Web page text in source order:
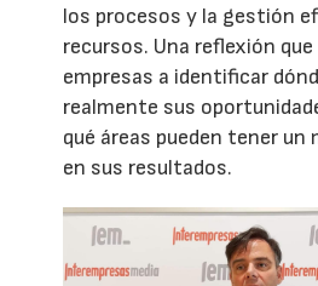
los procesos y la gestión
recursos. Una reflexión
empresas a identificar
realmente sus
qué áreas pueden tener
en sus resultados.